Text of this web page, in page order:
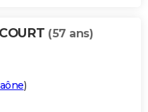
(57 ans)
)